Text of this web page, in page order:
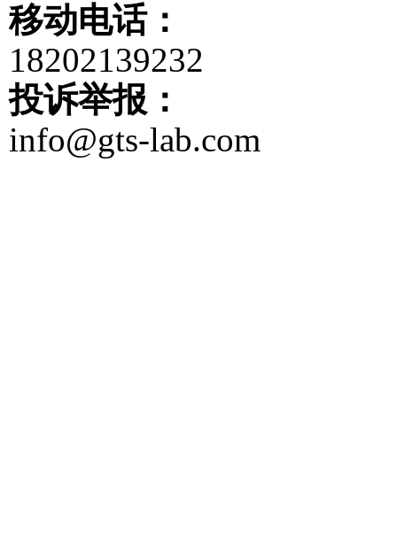
移动电话：
18202139232
投诉举报：
info@gts-lab.com